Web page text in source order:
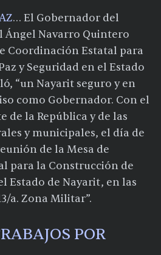
… El Gobernador del
Ángel Navarro Quintero
Coordinación Estatal para
y Seguridad en el Estado
“un Nayarit seguro y en
como Gobernador. Con el
de la República y de las
y municipales, el día de
de la Mesa de
para la Construcción de
Estado de Nayarit, en las
a. Zona Militar”.
POR